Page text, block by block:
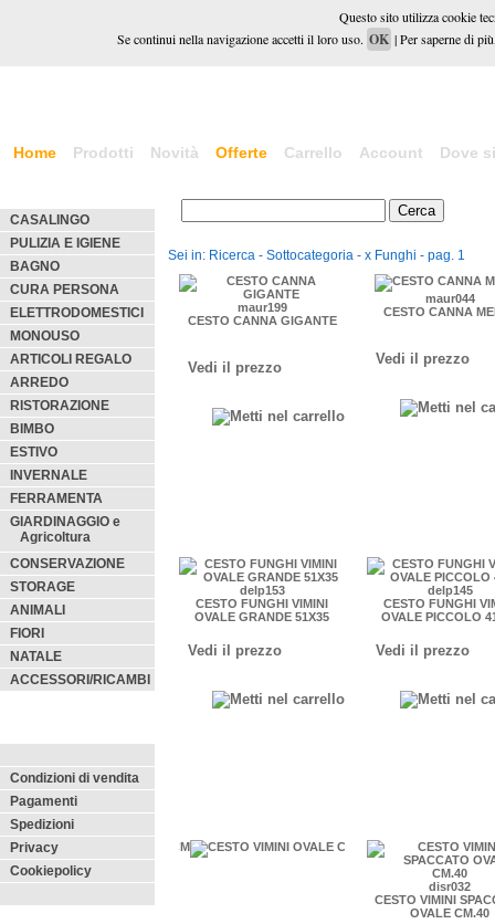
Home Prodotti Novità Offerte Carrello Account Dove
CASALINGO
PULIZIA E IGIENE
BAGNO
CURA PERSONA
ELETTRODOMESTICI
MONOUSO
ARTICOLI REGALO
ARREDO
RISTORAZIONE
BIMBO
ESTIVO
INVERNALE
FERRAMENTA
GIARDINAGGIO e
Agricoltura
CONSERVAZIONE
STORAGE
ANIMALI
FIORI
NATALE
ACCESSORI/RICAMBI
Condizioni di vendita
Pagamenti
Spedizioni
Privacy
Cookiepolicy
Sei in: Ricerca - Sottocategoria - x Funghi - pag. 1
maur199
CESTO CANNA GIGANTE
Vedi il prezzo
maur044
CESTO CANNA
Vedi il prezzo
delp153
CESTO FUNGHI VIMINI
OVALE GRANDE 51X35
Vedi il prezzo
delp145
CESTO FUNGHI
OVALE PICCOLO
Vedi il prezzo
disr032
CESTO VIMINI
OVALE CM.40
Questo sito utilizza cookie
Se continui nella navigazione accetti il loro uso. OK | Per saperne di